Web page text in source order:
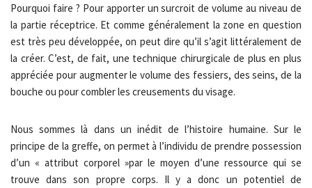
Pourquoi faire ? Pour apporter un surcroit de volume au niveau de
la partie réceptrice. Et comme généralement la zone en question
est très peu développée, on peut dire qu’il s’agit littéralement de
la créer. C’est, de fait, une technique chirurgicale de plus en plus
appréciée pour augmenter le volume des fessiers, des seins, de la
bouche ou pour combler les creusements du visage.
Nous sommes là dans un inédit de l’histoire humaine. Sur le
principe de la greffe, on permet à l’individu de prendre possession
d’un « attribut corporel »par le moyen d’une ressource qui se
trouve dans son propre corps. Il y a donc un potentiel de